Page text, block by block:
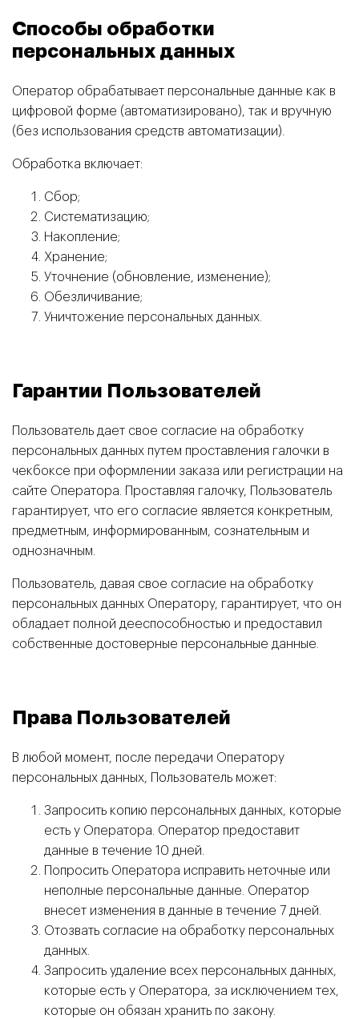
Способы обработки
персональных данных
Оператор обрабатывает персональные данные как в
цифровой форме (автоматизировано), так и вручную
(без использования средств автоматизации).
Обработка включает:
Сбор;
Систематизацию;
Накопление;
Хранение;
Уточнение (обновление, изменение);
Обезличивание;
Уничтожение персональных данных.
Гарантии Пользователей
Пользователь дает свое согласие на обработку
персональных данных путем проставления галочки в
чекбоксе при оформлении заказа или регистрации на
сайте Оператора. Проставляя галочку, Пользователь
гарантирует, что его согласие является конкретным,
предметным, информированным, сознательным и
однозначным.
Пользователь, давая свое согласие на обработку
персональных данных Оператору, гарантирует, что он
обладает полной дееспособностью и предоставил
собственные достоверные персональные данные.
Права Пользователей
В любой момент, после передачи Оператору
персональных данных, Пользователь может:
Запросить копию персональных данных, которые
есть у Оператора. Оператор предоставит
данные в течение 10 дней.
Попросить Оператора исправить неточные или
неполные персональные данные. Оператор
внесет изменения в данные в течение 7 дней.
Отозвать согласие на обработку персональных
данных.
Запросить удаление всех персональных данных,
которые есть у Оператора, за исключением тех,
которые он обязан хранить по закону.